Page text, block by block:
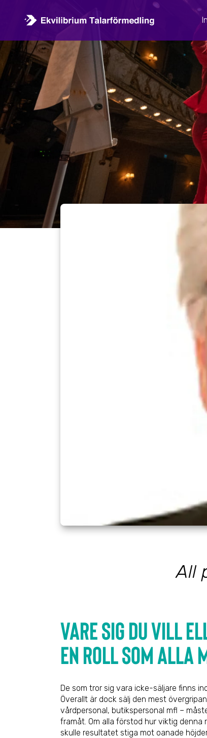
All
Vare sig du vill
en roll som alla
De som tror sig vara icke-säljare finns
Överallt är dock sälj den mest
vårdpersonal, butikspersonal mfl –
framåt. Om alla förstod hur viktig
skulle resultatet stiga mot oanade